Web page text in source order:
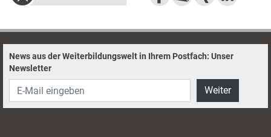
News aus der Weiterbildungswelt in Ihrem Postfach: Unser
Newsletter
Weiter